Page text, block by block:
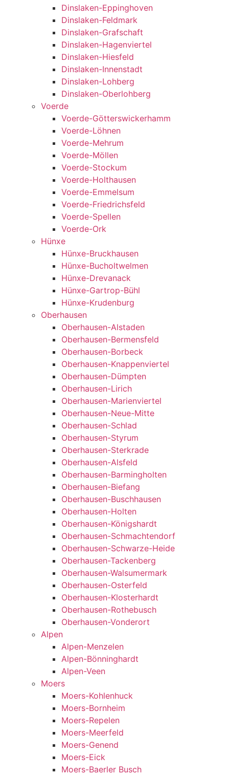
Dinslaken-Eppinghoven
Dinslaken-Feldmark
Dinslaken-Grafschaft
Dinslaken-Hagenviertel
Dinslaken-Hiesfeld
Dinslaken-Innenstadt
Dinslaken-Lohberg
Dinslaken-Oberlohberg
Voerde
Voerde-Götterswickerhamm
Voerde-Löhnen
Voerde-Mehrum
Voerde-Möllen
Voerde-Stockum
Voerde-Holthausen
Voerde-Emmelsum
Voerde-Friedrichsfeld
Voerde-Spellen
Voerde-Ork
Hünxe
Hünxe-Bruckhausen
Hünxe-Bucholtwelmen
Hünxe-Drevanack
Hünxe-Gartrop-Bühl
Hünxe-Krudenburg
Oberhausen
Oberhausen-Alstaden
Oberhausen-Bermensfeld
Oberhausen-Borbeck
Oberhausen-Knappenviertel
Oberhausen-Dümpten
Oberhausen-Lirich
Oberhausen-Marienviertel
Oberhausen-Neue-Mitte
Oberhausen-Schlad
Oberhausen-Styrum
Oberhausen-Sterkrade
Oberhausen-Alsfeld
Oberhausen-Barmingholten
Oberhausen-Biefang
Oberhausen-Buschhausen
Oberhausen-Holten
Oberhausen-Königshardt
Oberhausen-Schmachtendorf
Oberhausen-Schwarze-Heide
Oberhausen-Tackenberg
Oberhausen-Walsumermark
Oberhausen-Osterfeld
Oberhausen-Klosterhardt
Oberhausen-Rothebusch
Oberhausen-Vonderort
Alpen
Alpen-Menzelen
Alpen-Bönninghardt
Alpen-Veen
Moers
Moers-Kohlenhuck
Moers-Bornheim
Moers-Repelen
Moers-Meerfeld
Moers-Genend
Moers-Eick
Moers-Baerler Busch